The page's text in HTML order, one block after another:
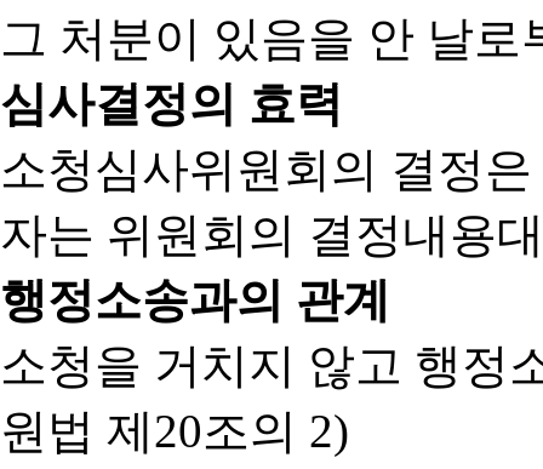
그 처분이 있음을 안 날로
심사결정의 효력
소청심사위원회의 결정
자는 위원회의 결정내용
행정소송과의 관계
소청을 거치지 않고 행정
원법 제20조의 2)